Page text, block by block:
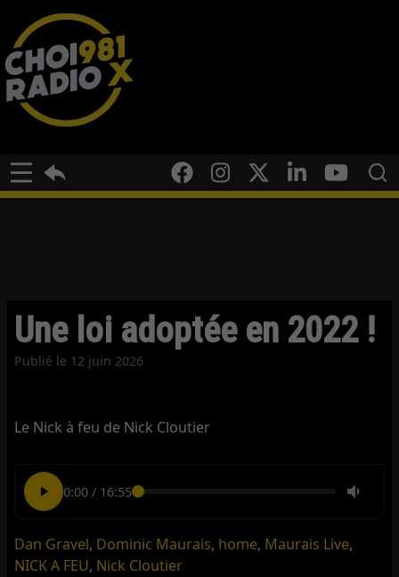
Une loi adoptée en 2022 !
Publié le 12 juin 2026
Le Nick à feu de Nick Cloutier
0:00/ 16:55
Dan Gravel, Dominic Maurais, home, Maurais Live,
NICK A FEU, Nick Cloutier